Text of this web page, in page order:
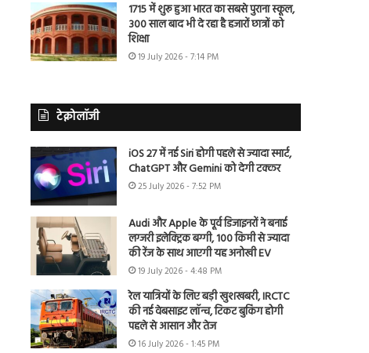
1715 में शुरू हुआ भारत का सबसे पुराना स्कूल,
300 साल बाद भी दे रहा है हजारों छात्रों को
शिक्षा
19 July 2026 - 7:14 PM
टेक्नोलॉजी
iOS 27 में नई Siri होगी पहले से ज्यादा स्मार्ट,
ChatGPT और Gemini को देगी टक्कर
25 July 2026 - 7:52 PM
Audi और Apple के पूर्व डिजाइनरों ने बनाई
लग्जरी इलेक्ट्रिक बग्गी, 100 किमी से ज्यादा
की रेंज के साथ आएगी यह अनोखी EV
19 July 2026 - 4:48 PM
रेल यात्रियों के लिए बड़ी खुशखबरी, IRCTC
की नई वेबसाइट लॉन्च, टिकट बुकिंग होगी
पहले से आसान और तेज
16 July 2026 - 1:45 PM